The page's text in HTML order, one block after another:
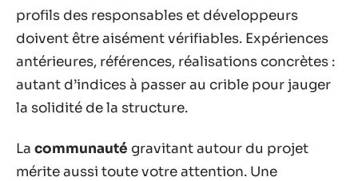
profils des responsables et développeurs
doivent être aisément vérifiables. Expériences
antérieures, références, réalisations concrètes :
autant d’indices à passer au crible pour jauger
la solidité de la structure.
La communauté gravitant autour du projet
mérite aussi toute votre attention. Une